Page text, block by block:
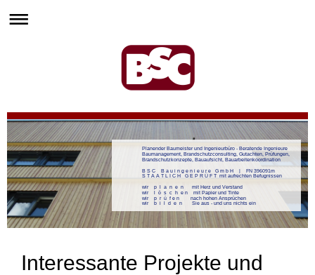
Planender Baumeister und Ingenieurbüro - Beratende Ingenieure
Baumanagement, Brandschutzconsulting, Gutachten, Prüfungen,
Brandschutzkonzepte, Bauaufsicht, Bauarbeitenkoordination
B S C B a u i n g e n i e u r e G m b H | FN 396091m
S T A A T L I C H G E P R Ü F T mit aufrechten Befugnissen
wir p l a n e n mit Herz und Verstand
wir l ö s c h e n mit Papier und Tinte
wir p r ü f e n nach hohen Ansprüchen
wir b i l d e n Sie aus - und uns nichts ein
Interessante Projekte und